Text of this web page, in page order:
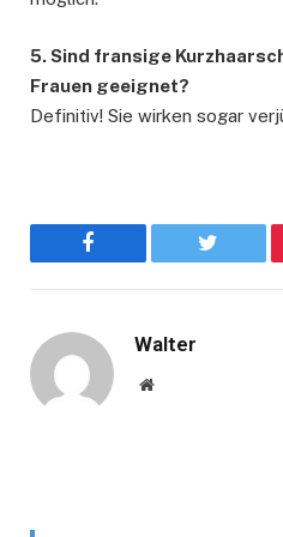
5. Sind fransige
Frauen geeignet?
Definitiv! Sie wirken sogar
Facebook Twitter
Walter
Website